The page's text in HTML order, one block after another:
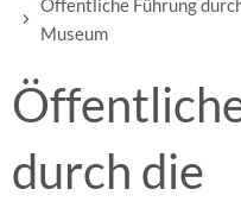
Öffentliche Führung
Museum
durch die